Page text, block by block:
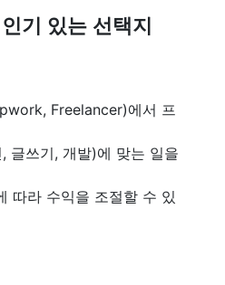
기 있는 선택지
Freelancer)에서 프
글쓰기, 개발)에 맞는 일을
따라 수익을 조절할 수 있